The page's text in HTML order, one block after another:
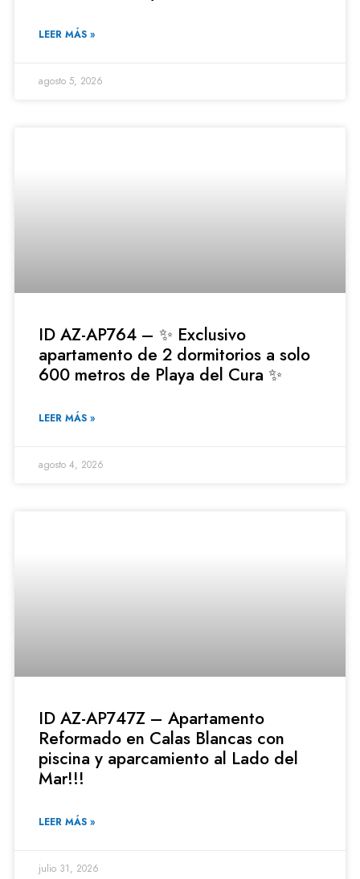
LEER MÁS »
agosto 5, 2026
ID AZ-AP764 – ✨ Exclusivo
apartamento de 2 dormitorios a solo
600 metros de Playa del Cura ✨
LEER MÁS »
agosto 4, 2026
ID AZ-AP747Z – Apartamento
Reformado en Calas Blancas con
piscina y aparcamiento al Lado del
Mar!!!
LEER MÁS »
julio 31, 2026